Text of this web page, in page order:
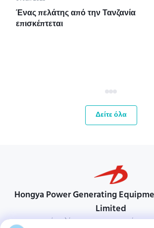
Ένας πελάτης από την Τανζανία
επισκέπτεται
Δείτε όλα
Hongya Power Generating
Limited
προσαρμοσμένες λύσεις για να ανταποκρίνονται